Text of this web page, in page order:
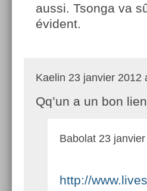
aussi. Tsonga va
évident.
Kaelin 23 janvier 2012
Qq’un a un bon
Babolat 23
http://